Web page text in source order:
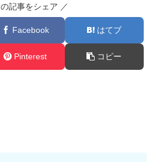
記事をシェア ／
Facebook はてブ
Pinterest コピー